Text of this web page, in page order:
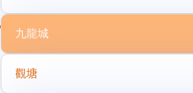
九龍城
觀塘